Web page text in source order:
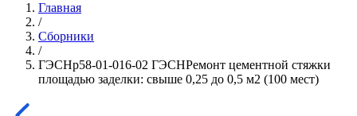
Главная
/
Сборники
/
ГЭСНр58-01-016-02 ГЭСНРемонт цементной стяжки
площадью заделки: свыше 0,25 до 0,5 м2 (100 мест)